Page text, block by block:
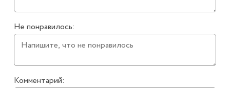
Не понравилось:
Комментарий: